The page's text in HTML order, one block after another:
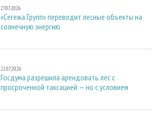
27.07.2026
«Сегежа Групп» переводит лесные объекты на
солнечную энергию
22.07.2026
Госдума разрешила арендовать лес с
просроченной таксацией — но с условием